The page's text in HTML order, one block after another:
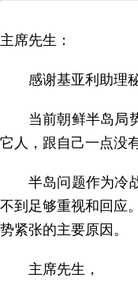
主席先生：
感谢基亚利助理
当前朝鲜半岛局
它人，跟自己一点没
半岛问题作为冷
不到足够重视和回应
势紧张的主要原因。
主席先生，